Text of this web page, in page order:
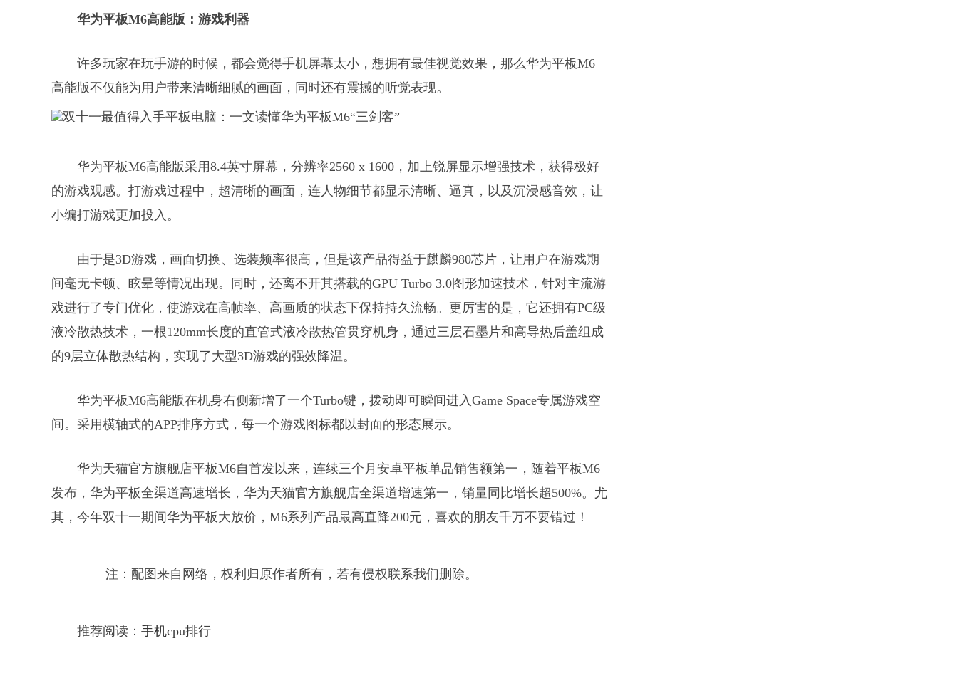
华为平板M6高能版：游戏利器
许多玩家在玩手游的时候，都会觉得手机屏幕太小，想拥有最佳视觉效果，那么华为平板M6
高能版不仅能为用户带来清晰细腻的画面，同时还有震撼的听觉表现。
华为平板M6高能版采用8.4英寸屏幕，分辨率2560 x 1600，加上锐屏显示增强技术，获得极好
的游戏观感。打游戏过程中，超清晰的画面，连人物细节都显示清晰、逼真，以及沉浸感音效，让
小编打游戏更加投入。
由于是3D游戏，画面切换、选装频率很高，但是该产品得益于麒麟980芯片，让用户在游戏期
间毫无卡顿、眩晕等情况出现。同时，还离不开其搭载的GPU Turbo 3.0图形加速技术，针对主流游
戏进行了专门优化，使游戏在高帧率、高画质的状态下保持持久流畅。更厉害的是，它还拥有PC级
液冷散热技术，一根120mm长度的直管式液冷散热管贯穿机身，通过三层石墨片和高导热后盖组成
的9层立体散热结构，实现了大型3D游戏的强效降温。
华为平板M6高能版在机身右侧新增了一个Turbo键，拨动即可瞬间进入Game Space专属游戏空
间。采用横轴式的APP排序方式，每一个游戏图标都以封面的形态展示。
华为天猫官方旗舰店平板M6自首发以来，连续三个月安卓平板单品销售额第一，随着平板M6
发布，华为平板全渠道高速增长，华为天猫官方旗舰店全渠道增速第一，销量同比增长超500%。尤
其，今年双十一期间华为平板大放价，M6系列产品最高直降200元，喜欢的朋友千万不要错过！
注：配图来自网络，权利归原作者所有，若有侵权联系我们删除。
推荐阅读： 手机cpu排行